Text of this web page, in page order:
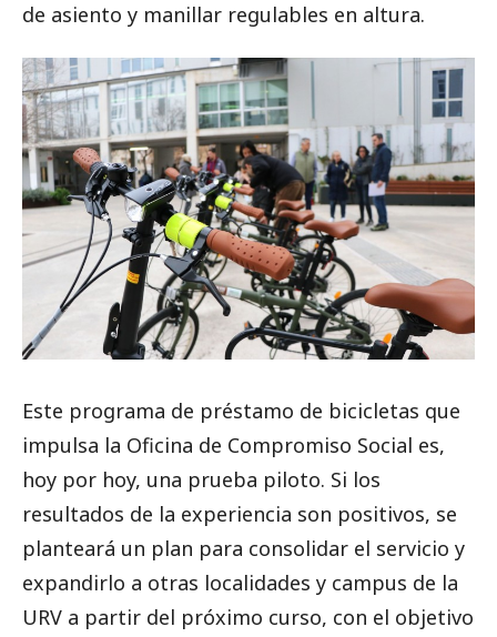
de asiento y manillar regulables en altura.
Este programa de préstamo de bicicletas que
impulsa la Oficina de Compromiso Social es,
hoy por hoy, una prueba piloto. Si los
resultados de la experiencia son positivos, se
planteará un plan para consolidar el servicio y
expandirlo a otras localidades y campus de la
URV a partir del próximo curso, con el objetivo